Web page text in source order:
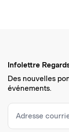
Infolettre
Des nouvelles
événements.